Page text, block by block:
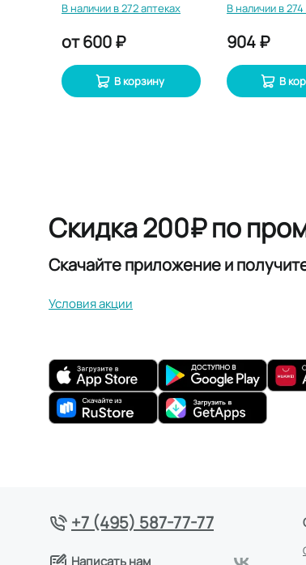
50 г
В наличии в 272 аптеках
от600 ₽
В корзину
50 г
В наличии в
904 ₽
В
Скидка 200₽ по
Скачайте приложение и
Условия акции
+7 (495) 587-77-77
Написать нам